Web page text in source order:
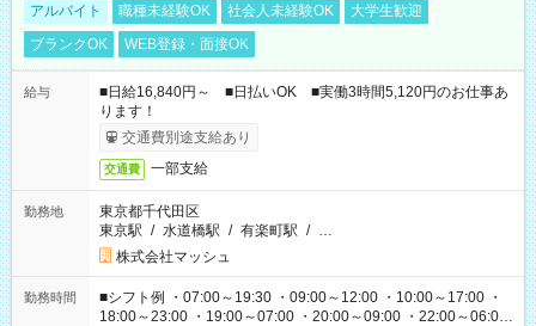
アルバイト 職種未経験OK 社会人未経験OK
大学生歓迎
ブランクOK
WEB登録・面接OK
給与
■日給16,840円～ ■日払いOK ■実働3時間5,120円のお仕事あ
ります！
交通費別途支給あり
交通費 一部支給
勤務地
東京都千代田区
東京駅 / 水道橋駅 / 有楽町駅 / …
株式会社マッシュ
勤務時間
■シフト例 ・07:00～19:30 ・09:00～12:00 ・10:00～17:00 ・
18:00～23:00 ・19:00～07:00 ・20:00～09:00 ・22:00～06:00